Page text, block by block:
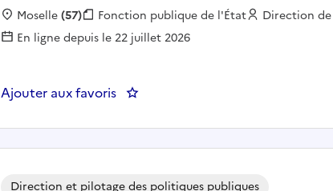
Localisation :
Moselle(57) Fonction publique :
Fonction publique de l'État Employeur :
Direction
En ligne depuis le 22 juillet 2026
Ajouter aux favoris : Assistant de gestion H/F
Direction et pilotage des politiques publiques